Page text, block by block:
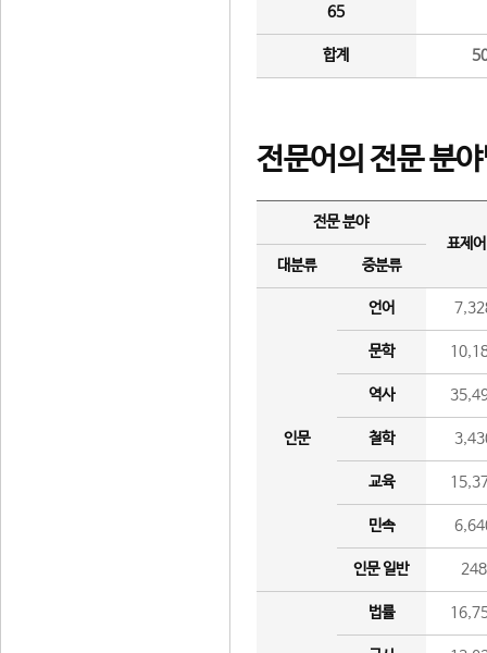
65
합계
전문어의 전문 분
전문 분야
표제
대분류
중분류
인문
언어
문학
역사
철학
교육
민속
인문 일반 248
법률